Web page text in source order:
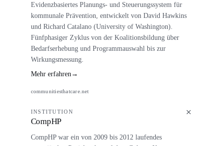
Evidenzbasiertes Planungs- und Steuerungssystem für
kommunale Prävention, entwickelt von David Hawkins
und Richard Catalano (University of Washington).
Fünfphasiger Zyklus von der Koalitionsbildung über
Bedarfserhebung und Programmauswahl bis zur
Wirkungsmessung.
Mehr erfahren →
communitiesthatcare.net
INSTITUTION
CompHP
CompHP war ein von 2009 bis 2012 laufendes